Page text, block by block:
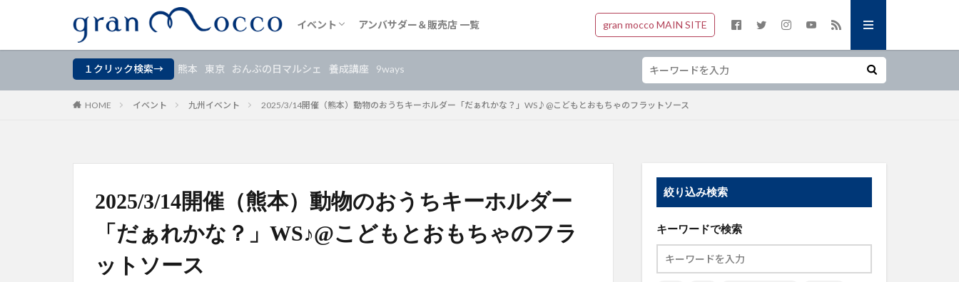
イベント アンバサダー＆販売店 一覧 gran mocco MAIN SITE
１クリック検索→ 熊本 東京 おんぶの日マルシェ 養成講座 9ways
HOME イベント 九州イベント 2025/3/14開催（熊本）動物のおうちキーホルダー「だぁれかな？」WS♪@こどもとおもちゃのフラットソース
2025/3/14開催（熊本）動物のおうちキーホルダー
「だぁれかな？」WS♪@こどもとおもちゃのフラ
ットソース
絞り込み検索
キーワードで検索